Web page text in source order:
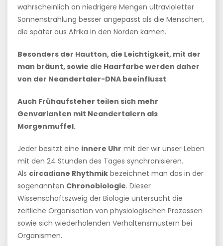
wahrscheinlich an niedrigere Mengen ultravioletter
Sonnenstrahlung besser angepasst als die Menschen,
die später aus Afrika in den Norden kamen.
Besonders der Hautton, die Leichtigkeit, mit der
man bräunt, sowie die Haarfarbe werden daher
von der Neandertaler-DNA beeinflusst.
Auch Frühaufsteher teilen sich mehr
Genvarianten mit Neandertalern als
Morgenmuffel.
Jeder besitzt eine innere Uhr mit der wir unser Leben
mit den 24 Stunden des Tages synchronisieren.
Als circadiane Rhythmik bezeichnet man das in der
sogenannten Chronobiologie. Dieser
Wissenschaftszweig der Biologie untersucht die
zeitliche Organisation von physiologischen Prozessen
sowie sich wiederholenden Verhaltensmustern bei
Organismen.